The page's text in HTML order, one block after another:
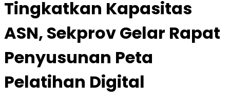
Tingkatkan Kapasitas
ASN, Sekprov Gelar Rapat
Penyusunan Peta
Pelatihan Digital